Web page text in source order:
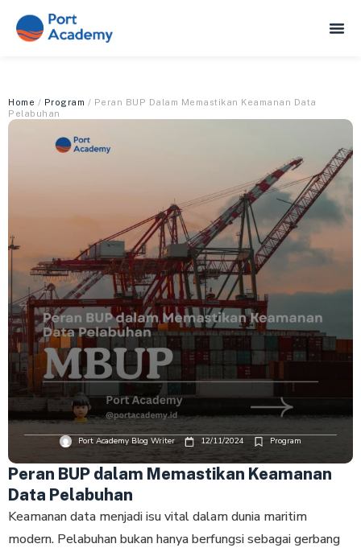
Home / Program / Peran BUP Dalam Memastikan Keamanan Data
Pelabuhan
Port Academy Blog Writer 12/11/2024 Program
Peran BUP dalam Memastikan Keamanan
Data Pelabuhan
Keamanan data menjadi isu vital dalam dunia maritim
modern. Pelabuhan bukan hanya berfungsi sebagai gerbang